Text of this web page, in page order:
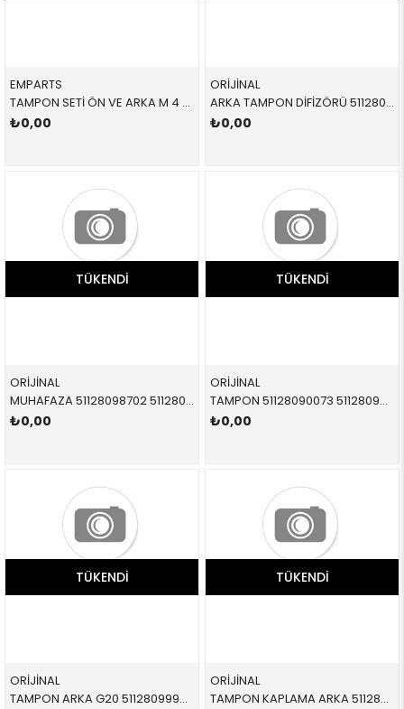
EMPARTS
TAMPON SETİ ÖN VE ARKA M 4 PDC 51118060880 51118060880 51118060880 F32
₺0,00
ORİJİNAL
ARKA TAMPON DİFİZÖRÜ 51128098694 51128098694 51128098694 G30
₺0,00
TÜKENDI
ORİJİNAL
MUHAFAZA 51128098702 51128098702 51128098702
₺0,00
TÜKENDI
ORİJİNAL
TAMPON 51128090073 51128090073 51128090073
₺0,00
TÜKENDI
ORİJİNAL
TAMPON ARKA G20 51128099905 51128099905 51128099905
TÜKENDI
ORİJİNAL
TAMPON KAPLAMA ARKA 51128090076 51128090076 51128090076